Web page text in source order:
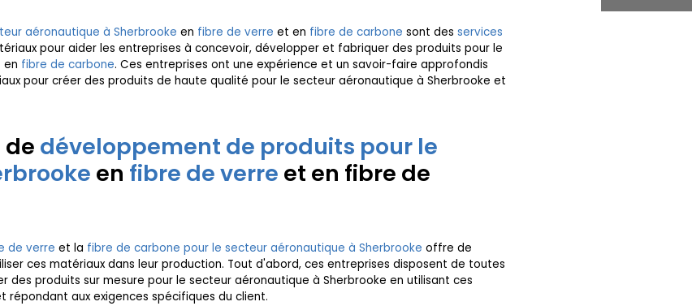
aéronautique à Sherbrooke en fibre de verre et en fibre de carbone sont des services
pour aider les entreprises à concevoir, développer et fabriquer des produits pour le
en fibre de carbone. Ces entreprises ont une expérience et un savoir-faire approfondis
pour créer des produits de haute qualité pour le secteur aéronautique à Sherbrooke et
de développement de produits pour le
en fibre de verre et en fibre de
de verre et la fibre de carbone pour le secteur aéronautique à Sherbrooke offre de
ces matériaux dans leur production. Tout d'abord, ces entreprises disposent de toutes
des produits sur mesure pour le secteur aéronautique à Sherbrooke en utilisant ces
aux exigences spécifiques du client.